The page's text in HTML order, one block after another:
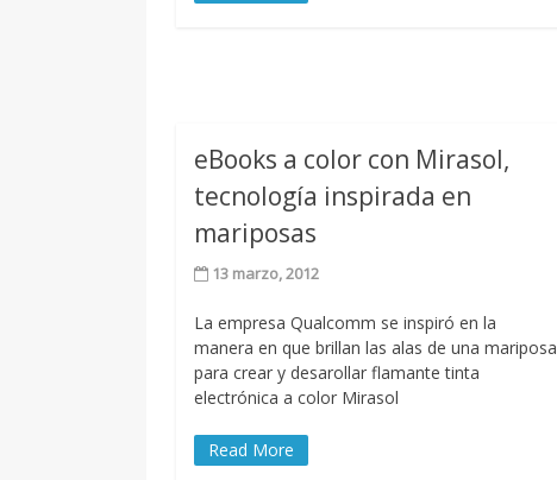
eBooks a color con Mirasol,
tecnología inspirada en
mariposas
13 marzo, 2012
La empresa Qualcomm se inspiró en la
manera en que brillan las alas de una mariposa
para crear y desarollar flamante tinta
electrónica a color Mirasol
Read More